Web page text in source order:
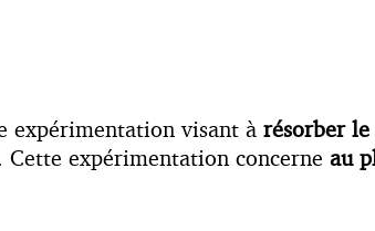
expérimentation visant à résorber le
Cette expérimentation concerne au